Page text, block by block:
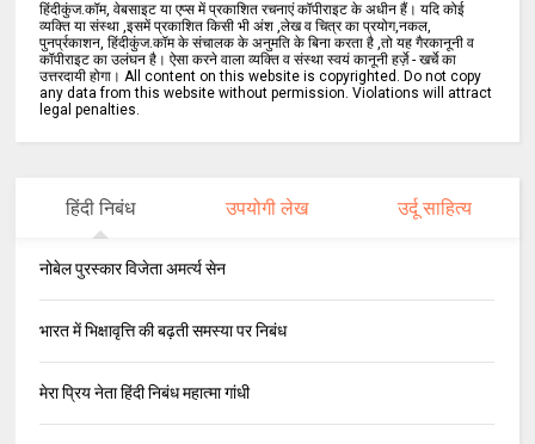
हिंदीकुंज.कॉम, वेबसाइट या एप्स में प्रकाशित रचनाएं कॉपीराइट के अधीन हैं। यदि कोई
व्यक्ति या संस्था ,इसमें प्रकाशित किसी भी अंश ,लेख व चित्र का प्रयोग,नकल,
पुनर्प्रकाशन, हिंदीकुंज.कॉम के संचालक के अनुमति के बिना करता है ,तो यह गैरकानूनी व
कॉपीराइट का उलंघन है। ऐसा करने वाला व्यक्ति व संस्था स्वयं कानूनी हर्ज़े - खर्चे का
उत्तरदायी होगा। All content on this website is copyrighted. Do not copy
any data from this website without permission. Violations will attract
legal penalties.
हिंदी निबंध उपयोगी लेख उर्दू साहित्य
नोबेल पुरस्कार विजेता अमर्त्य सेन
भारत में भिक्षावृत्ति की बढ़ती समस्या पर निबंध
मेरा प्रिय नेता हिंदी निबंध महात्मा गांधी